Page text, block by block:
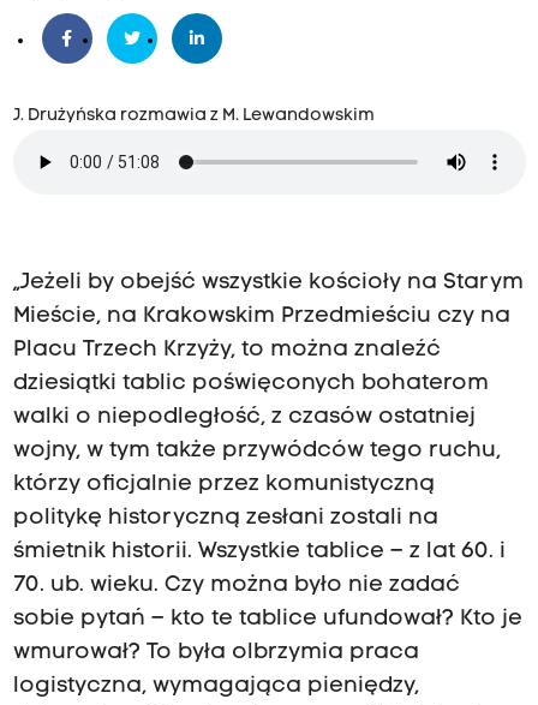
J. Drużyńska rozmawia z M. Lewandowskim
„Jeżeli by obejść wszystkie kościoły na Starym
Mieście, na Krakowskim Przedmieściu czy na
Placu Trzech Krzyży, to można znaleźć
dziesiątki tablic poświęconych bohaterom
walki o niepodległość, z czasów ostatniej
wojny, w tym także przywódców tego ruchu,
którzy oficjalnie przez komunistyczną
politykę historyczną zesłani zostali na
śmietnik historii. Wszystkie tablice – z lat 60. i
70. ub. wieku. Czy można było nie zadać
sobie pytań – kto te tablice ufundował? Kto je
wmurował? To była olbrzymia praca
logistyczna, wymagająca pieniędzy,